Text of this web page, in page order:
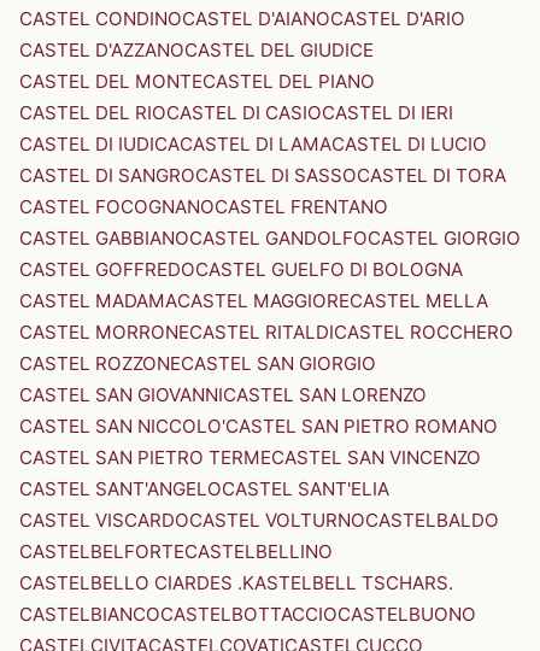
CASTEL CONDINOCASTEL D'AIANOCASTEL D'ARIO
CASTEL D'AZZANOCASTEL DEL GIUDICE
CASTEL DEL MONTECASTEL DEL PIANO
CASTEL DEL RIOCASTEL DI CASIOCASTEL DI IERI
CASTEL DI IUDICACASTEL DI LAMACASTEL DI LUCIO
CASTEL DI SANGROCASTEL DI SASSOCASTEL DI TORA
CASTEL FOCOGNANOCASTEL FRENTANO
CASTEL GABBIANOCASTEL GANDOLFOCASTEL GIORGIO
CASTEL GOFFREDOCASTEL GUELFO DI BOLOGNA
CASTEL MADAMACASTEL MAGGIORECASTEL MELLA
CASTEL MORRONECASTEL RITALDICASTEL ROCCHERO
CASTEL ROZZONECASTEL SAN GIORGIO
CASTEL SAN GIOVANNICASTEL SAN LORENZO
CASTEL SAN NICCOLO'CASTEL SAN PIETRO ROMANO
CASTEL SAN PIETRO TERMECASTEL SAN VINCENZO
CASTEL SANT'ANGELOCASTEL SANT'ELIA
CASTEL VISCARDOCASTEL VOLTURNOCASTELBALDO
CASTELBELFORTECASTELBELLINO
CASTELBELLO CIARDES .KASTELBELL TSCHARS.
CASTELBIANCOCASTELBOTTACCIOCASTELBUONO
CASTELCIVITACASTELCOVATICASTELCUCCO